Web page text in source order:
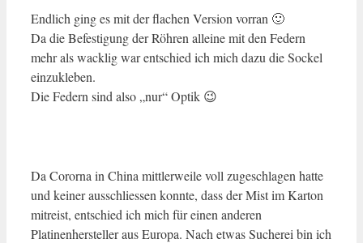
Endlich ging es mit der flachen Version vorran 🙂
Da die Befestigung der Röhren alleine mit den Federn
mehr als wacklig war entschied ich mich dazu die Sockel
einzukleben.
Die Federn sind also „nur“ Optik 😉
Da Cororna in China mittlerweile voll zugeschlagen hatte
und keiner ausschliessen konnte, dass der Mist im Karton
mitreist, entschied ich mich für einen anderen
Platinenhersteller aus Europa. Nach etwas Sucherei bin ich